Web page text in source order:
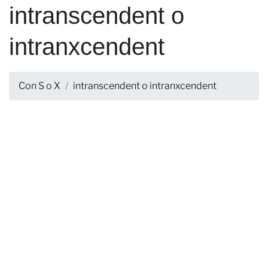
intranscendent o
intranxcendent
Con S o X intranscendent o intranxcendent